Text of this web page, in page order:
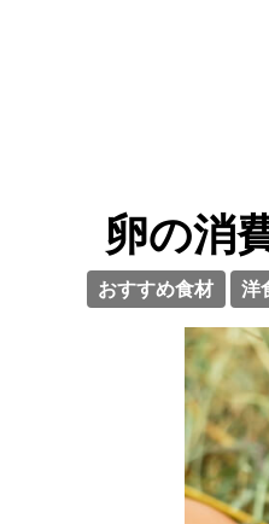
卵の消
おすすめ食材 洋